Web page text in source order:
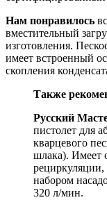
Нам понравилось
вместительный
изготовления.
имеет встроенный
скопления
Также
Русский
пистолет для
кварцевого
шлака). Имеет
рециркуляции,
набором
320 л/мин.